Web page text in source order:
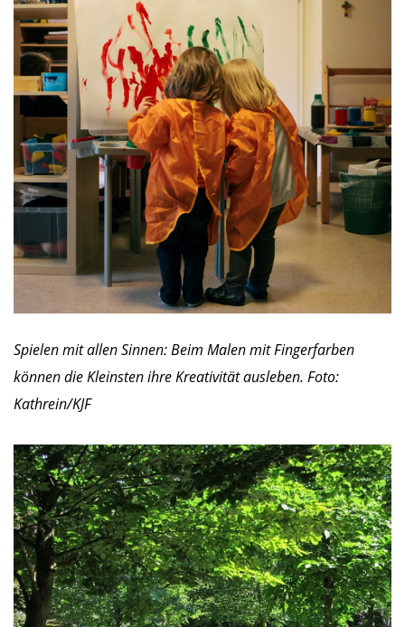
Spielen mit allen Sinnen: Beim Malen mit Fingerfarben
können die Kleinsten ihre Kreativität ausleben. Foto:
Kathrein/KJF